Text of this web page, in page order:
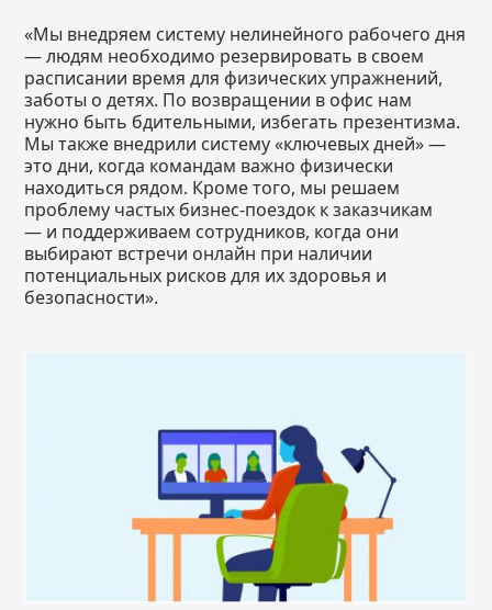
«Мы внедряем систему нелинейного рабочего дня
— людям необходимо резервировать в своем
расписании время для физических упражнений,
заботы о детях. По возвращении в офис нам
нужно быть бдительными, избегать презентизма.
Мы также внедрили систему «ключевых дней» —
это дни, когда командам важно физически
находиться рядом. Кроме того, мы решаем
проблему частых бизнес-поездок к заказчикам
— и поддерживаем сотрудников, когда они
выбирают встречи онлайн при наличии
потенциальных рисков для их здоровья и
безопасности».